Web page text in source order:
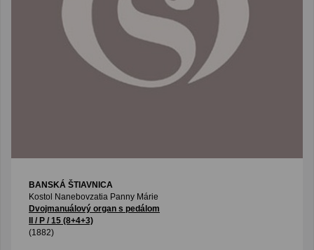
BANSKÁ ŠTIAVNICA
Kostol Nanebovzatia Panny Márie
Dvojmanuálový organ s pedálom
II / P / 15 (8+4+3)
(1882)